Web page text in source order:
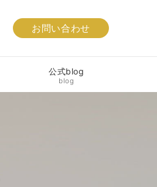
お問い合わせ
公式blog
blog